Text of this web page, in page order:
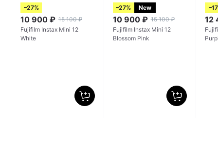
–27%
10 900 ₽ 15 100 ₽
Fujifilm Instax Mini 12
White
–27% New
10 900 ₽ 15 100 ₽
Fujifilm Instax Mini 12
Blossom Pink
12